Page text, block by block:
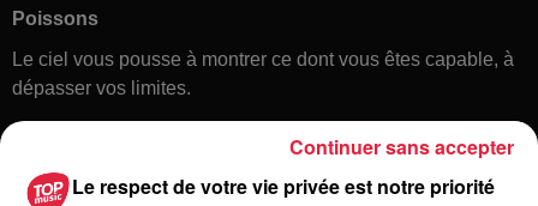
Poissons
Le ciel vous pousse à montrer ce dont vous êtes capable, à
dépasser vos limites.
Le respect de votre vie privée est notre priorité
Continuer sans accepter